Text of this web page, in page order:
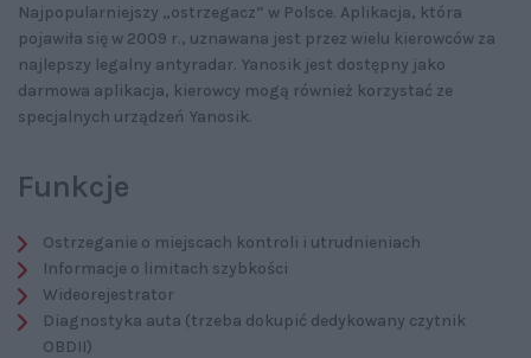
Najpopularniejszy „ostrzegacz” w Polsce. Aplikacja, która
pojawiła się w 2009 r., uznawana jest przez wielu kierowców za
najlepszy legalny antyradar. Yanosik jest dostępny jako
darmowa aplikacja, kierowcy mogą również korzystać ze
specjalnych urządzeń Yanosik.
Funkcje
Ostrzeganie o miejscach kontroli i utrudnieniach
Informacje o limitach szybkości
Wideorejestrator
Diagnostyka auta (trzeba dokupić dedykowany czytnik
OBDII)